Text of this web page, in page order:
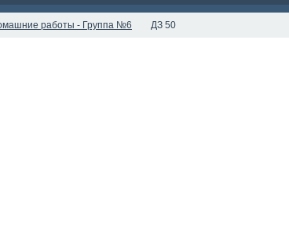
работы - Группа №6 ДЗ 50